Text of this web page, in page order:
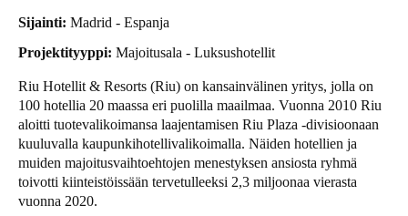
Global
Germany
Deutsch
Switzerland
Sijainti: Madrid - Espanja
Projektityyppi: Majoitusala - Luksushotellit
Riu Hotellit & Resorts (Riu) on kansainvälinen yritys, jolla on
100 hotellia 20 maassa eri puolilla maailmaa. Vuonna 2010 Riu
aloitti tuotevalikoimansa laajentamisen Riu Plaza -divisioonaan
kuuluvalla kaupunkihotellivalikoimalla. Näiden hotellien ja
muiden majoitusvaihtoehtojen menestyksen ansiosta ryhmä
toivotti kiinteistöissään tervetulleeksi 2,3 miljoonaa vierasta
vuonna 2020.